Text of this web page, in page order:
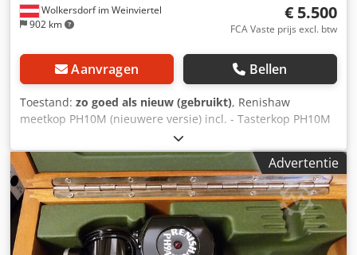
Wolkersdorf im Weinviertel
902 km
€ 5.500
FCA Vaste prijs excl. btw
Aanvragen Bellen
Toestand: zo goed als nieuw (gebruikt), Renishaw
meetkop PH10M (nieuwere versie) incl. - Tasterkop PH10M
- Bedieningsunit PHC10-2 - Handmatige besturingseenheid
HCU1 - op aanvraag PAA1 of andere Optioneel: Tasters TP
2, 20, 200, TP7 of SP25M (SP600) Crodpsni Avcsfx Ahmjf
Advertentie